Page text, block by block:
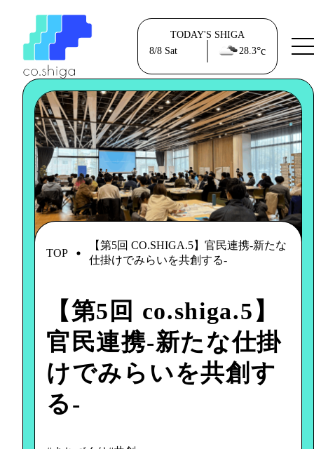
TODAY'S SHIGA
8/8 Sat 28.3°c
TOP
【第5回 CO.SHIGA.5】官民連携-新たな
仕掛けでみらいを共創する-
【第5回 co.shiga.5】
官民連携-新たな仕掛
けでみらいを共創す
る-